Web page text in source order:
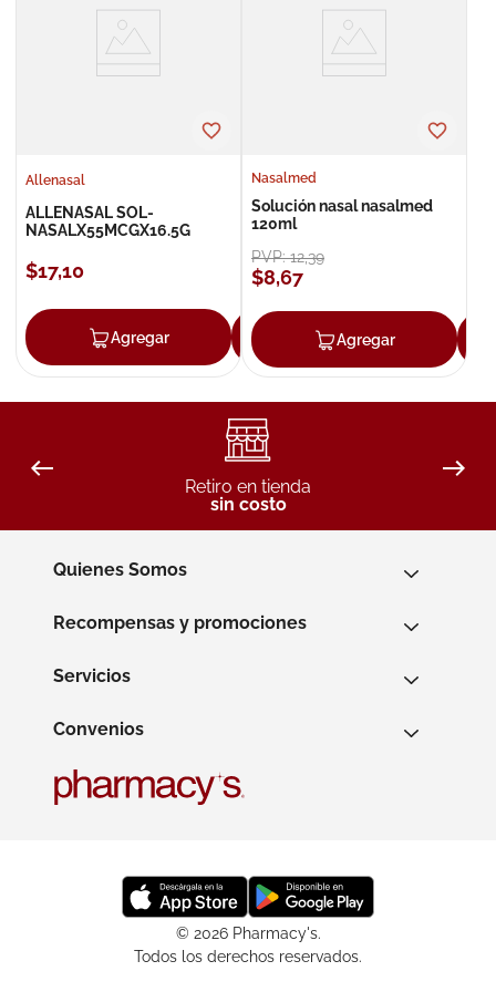
Allenasal
ALLENASAL SOL-
NASALX55MCGX16.5G
$17,10
Agregar Agregar
Nasalmed
Solución nasal nasalmed
120ml
PVP:12,39
$8,67
Agregar
Retiro en tienda
sin costo
Quienes Somos
Recompensas y promociones
Servicios
Convenios
© 2026 Pharmacy's.
Todos los derechos reservados.
roche posay
nivea